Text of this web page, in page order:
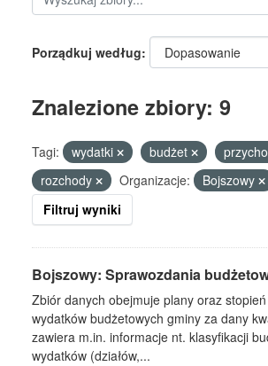
Porządkuj według
Znalezione zbiory: 9
Tagi: wydatki budżet
rozchody
Organizacje:
Bojszowy
Filtruj wyniki
Bojszowy: Sprawozdania
Zbiór danych obejmuje plany oraz
wydatków budżetowych gminy za dany
zawiera m.in. informacje nt. klasyfikacji
wydatków (działów,...